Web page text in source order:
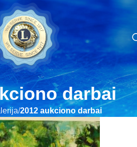
darbai
2012 aukciono darbai